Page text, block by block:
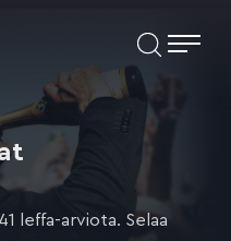
leffa-arviota. Selaa